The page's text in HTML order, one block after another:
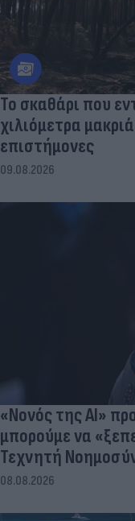
Το σκαθάρι που
χιλιόμετρα
επιστήμονες
09.08.2026
«Νονός της AI»
μπορούμε να
Τεχνητή
08.08.2026